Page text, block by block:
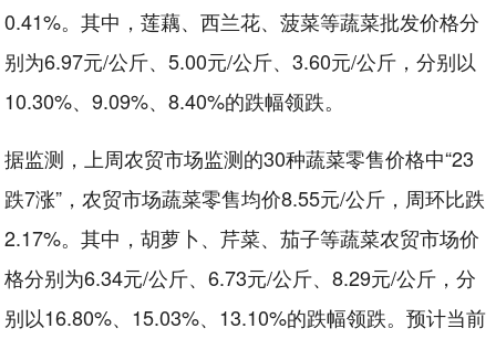
0.41%。其中，莲藕、西兰花、菠菜等蔬菜批发价格分
别为6.97元/公斤、5.00元/公斤、3.60元/公斤，分别以
10.30%、9.09%、8.40%的跌幅领跌。
据监测，上周农贸市场监测的30种蔬菜零售价格中“23
跌7涨”，农贸市场蔬菜零售均价8.55元/公斤，周环比跌
2.17%。其中，胡萝卜、芹菜、茄子等蔬菜农贸市场价
格分别为6.34元/公斤、6.73元/公斤、8.29元/公斤，分
别以16.80%、15.03%、13.10%的跌幅领跌。预计当前